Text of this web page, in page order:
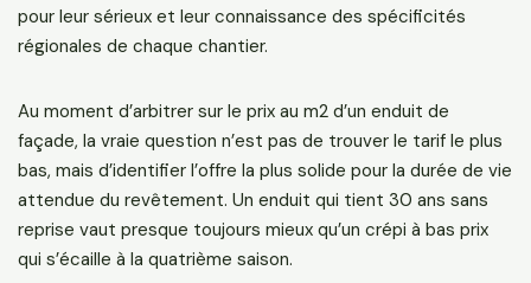
pour leur sérieux et leur connaissance des spécificités
régionales de chaque chantier.
Au moment d’arbitrer sur le prix au m2 d’un enduit de
façade, la vraie question n’est pas de trouver le tarif le plus
bas, mais d’identifier l’offre la plus solide pour la durée de vie
attendue du revêtement. Un enduit qui tient 30 ans sans
reprise vaut presque toujours mieux qu’un crépi à bas prix
qui s’écaille à la quatrième saison.